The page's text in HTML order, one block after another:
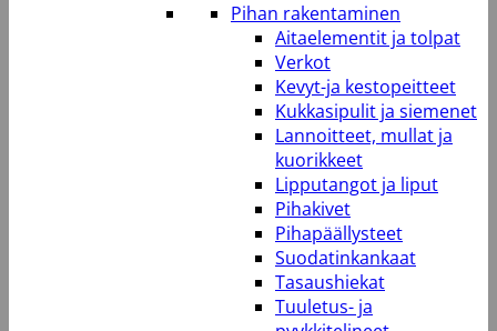
Pihan rakentaminen
Aitaelementit ja tolpat
Verkot
Kevyt-ja kestopeitteet
Kukkasipulit ja siemenet
Lannoitteet, mullat ja
kuorikkeet
Lipputangot ja liput
Pihakivet
Pihapäällysteet
Suodatinkankaat
Tasaushiekat
Tuuletus- ja